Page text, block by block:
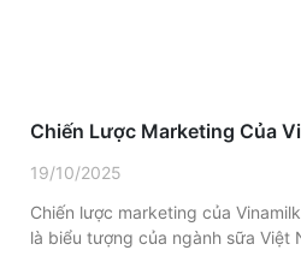
Chiến Lược Marketing Của
19/10/2025
Chiến lược marketing của
là biểu tượng của ngành sữa Việt